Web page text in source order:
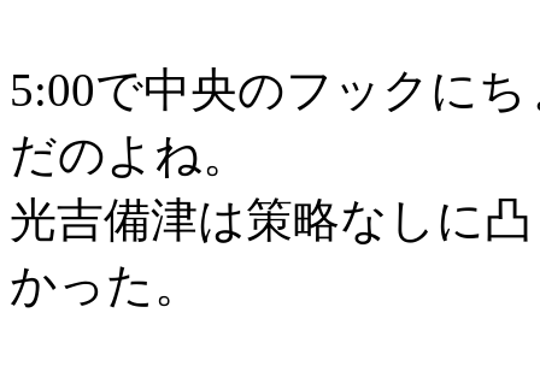
5:00で中央のフックに
だのよね。
光吉備津は策略なしに
かった。